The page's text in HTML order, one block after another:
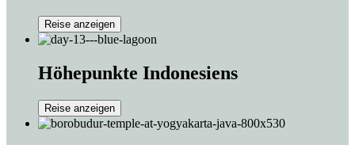
Reise anzeigen
Höhepunkte Indonesiens
Reise anzeigen